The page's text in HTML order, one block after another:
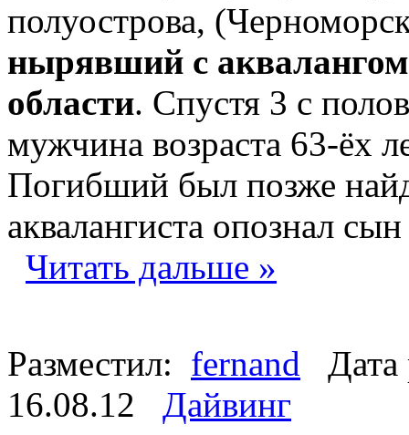
полуострова,
нырявший с
области. Спустя 3 с
мужчина возраста 63-ёх
Погибший был позже
аквалангиста опознал
Читать дальше »
Разместил: fernand Дата
16.08.12 Дайвинг